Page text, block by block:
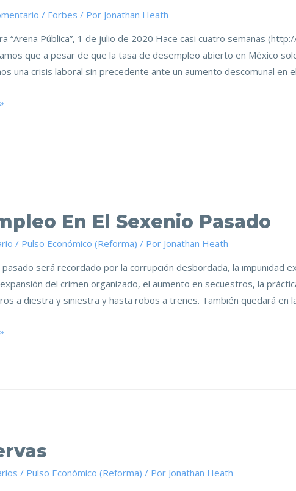
/ Forbes / Por Jonathan Heath
“Arena Pública”, 1 de julio de 2020 Hace casi cuatro semanas
que a pesar de que la tasa de desempleo abierto en México
una crisis laboral sin precedente ante un aumento descomunal en
En El Sexenio Pasado
/ Pulso Económico (Reforma) / Por Jonathan Heath
pasado será recordado por la corrupción desbordada, la impunidad
del crimen organizado, el aumento en secuestros, la
a diestra y siniestra y hasta robos a trenes. También quedará en
/ Pulso Económico (Reforma) / Por Jonathan Heath